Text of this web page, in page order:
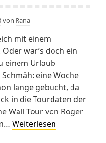
von Rana
mit einem
war’s doch ein
einem Urlaub
eine Woche
lange gebucht, da
in die Tourdaten der
Wall Tour von Roger
Weiterlesen